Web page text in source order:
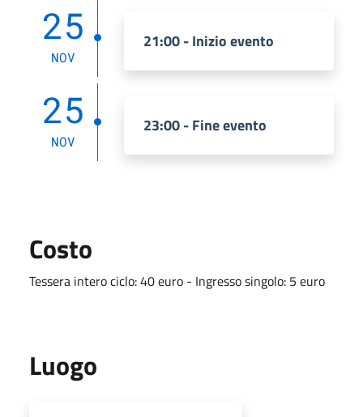
25
NOV
21:00 - Inizio evento
25
NOV
23:00 - Fine evento
Costo
Tessera intero ciclo: 40 euro - Ingresso singolo: 5 euro
Luogo